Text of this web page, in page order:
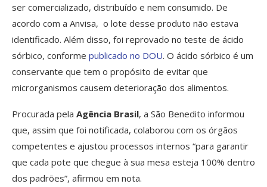
ser comercializado, distribuído e nem consumido. De
acordo com a Anvisa, o lote desse produto não estava
identificado. Além disso, foi reprovado no teste de ácido
sórbico, conforme publicado no DOU. O ácido sórbico é um
conservante que tem o propósito de evitar que
microrganismos causem deterioração dos alimentos.
Procurada pela Agência Brasil, a São Benedito informou
que, assim que foi notificada, colaborou com os órgãos
competentes e ajustou processos internos “para garantir
que cada pote que chegue à sua mesa esteja 100% dentro
dos padrões”, afirmou em nota.